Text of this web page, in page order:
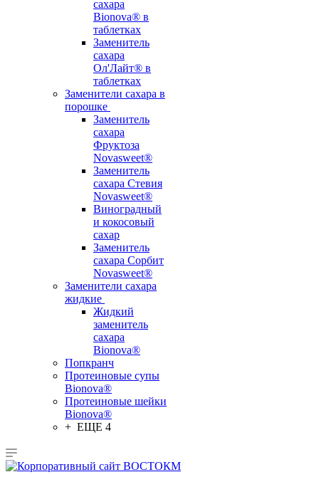
сахара
Bionova® в
таблетках
Заменитель
сахара
Ол'Лайт® в
таблетках
Заменители сахара в
порошке
Заменитель
сахара
Фруктоза
Novasweet®
Заменитель
сахара Стевия
Novasweet®
Виноградный
и кокосовый
сахар
Заменитель
сахара Сорбит
Novasweet®
Заменители сахара
жидкие
Жидкий
заменитель
сахара
Bionova®
Попкранч
Протеиновые супы
Bionova®
Протеиновые шейки
Bionova®
+ ЕЩЕ 4